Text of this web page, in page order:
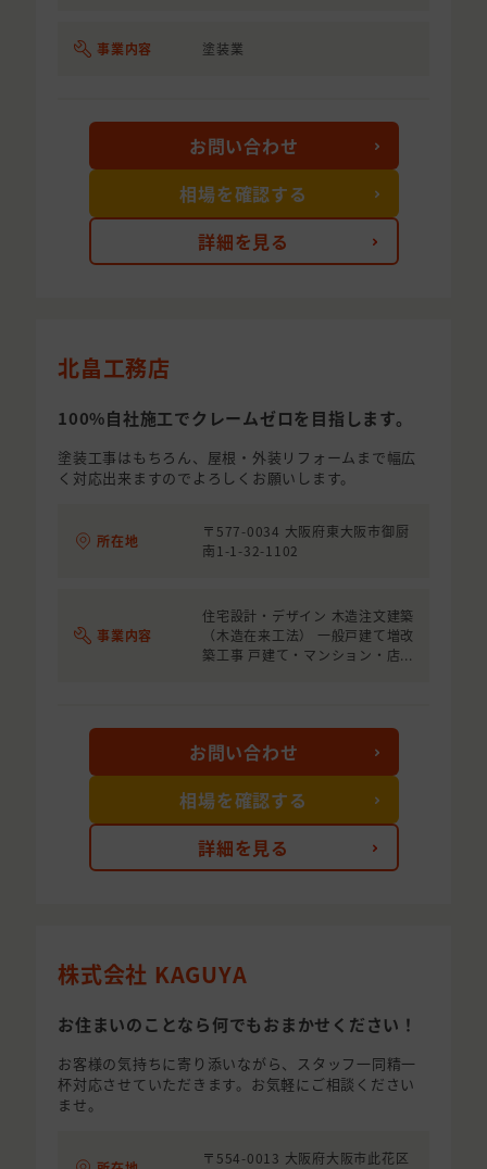
事業内容 塗装業
詳細を見る
お問い合わせ
相場を確認する
北畠工務店
100%自社施工でクレームゼロを目指します。
塗装工事はもちろん、屋根・外装リフォームまで幅広
く対応出来ますのでよろしくお願いします。
所在地
〒577-0034 大阪府東大阪市御厨
南1-1-32-1102
事業内容
住宅設計・デザイン 木造注文建築
（木造在来工法） 一般戸建て増改
築工事 戸建て・マンション・店...
詳細を見る
お問い合わせ
相場を確認する
株式会社 KAGUYA
お住まいのことなら何でもおまかせください！
お客様の気持ちに寄り添いながら、スタッフ一同精一
杯対応させていただきます。お気軽にご相談ください
ませ。
〒554-0013 大阪府大阪市此花区